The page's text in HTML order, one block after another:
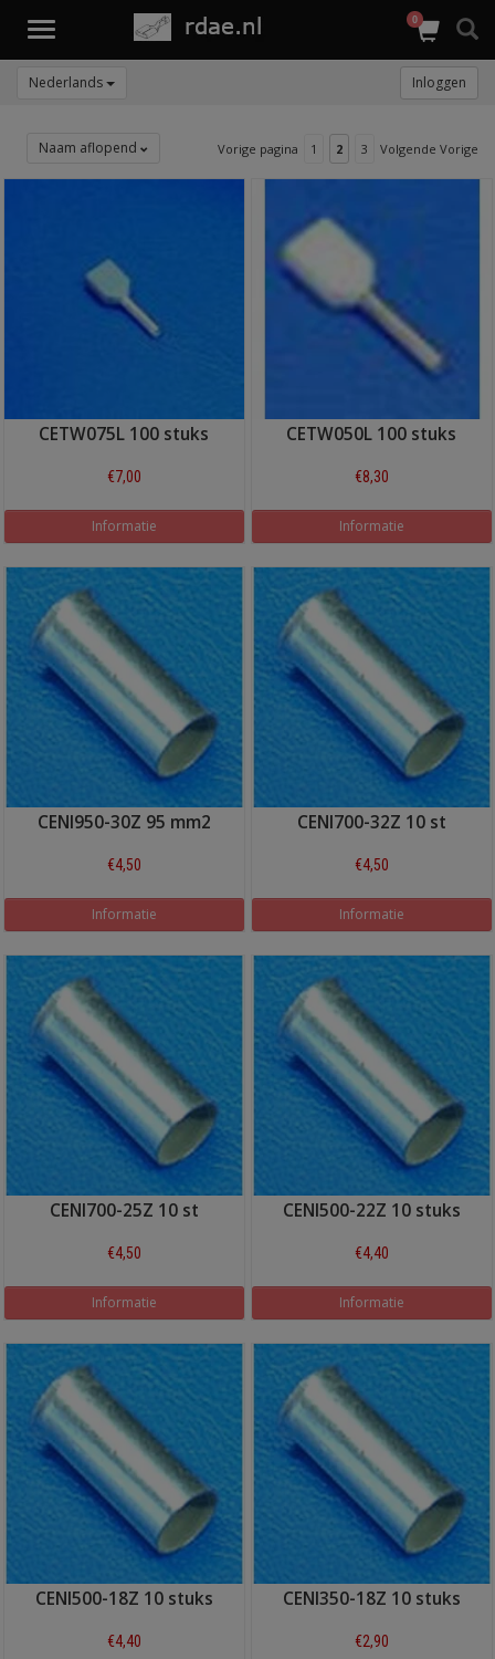
Toggle
0
Nederlands Inloggen
Naam aflopend Vorige pagina 1 2 3 Volgende Vorige
CETW075L 100 stuks
€7,00
Informatie
CETW050L 100 stuks
€8,30
Informatie
CENI950-30Z 95 mm2
€4,50
Informatie
CENI700-32Z 10 st
€4,50
Informatie
CENI700-25Z 10 st
€4,50
Informatie
CENI500-22Z 10 stuks
€4,40
Informatie
CENI500-18Z 10 stuks
€4,40
CENI350-18Z 10 stuks
€2,90